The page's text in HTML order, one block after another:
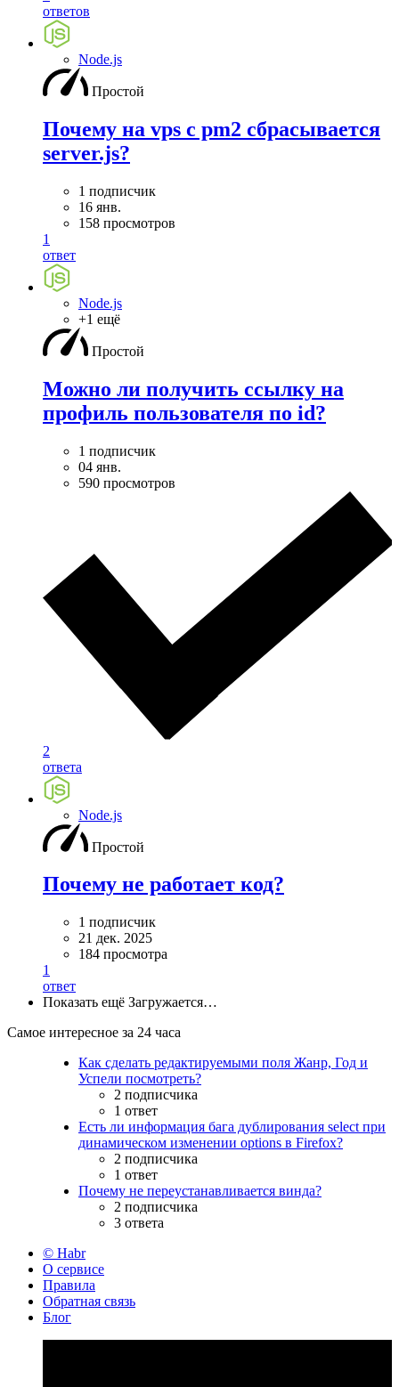
ответов
Node.js
Простой
Почему на vps с pm2 сбрасывается
server.js?
1 подписчик
16 янв.
158 просмотров
1
ответ
Node.js
+1 ещё
Простой
Можно ли получить ссылку на
профиль пользователя по id?
1 подписчик
04 янв.
590 просмотров
2
ответа
Node.js
Простой
Почему не работает код?
1 подписчик
21 дек. 2025
184 просмотра
1
ответ
Показать ещё Загружается…
Самое интересное за 24 часа
Как сделать редактируемыми поля Жанр, Год и
Успели посмотреть?
2 подписчика
1 ответ
Есть ли информация бага дублирования select при
динамическом изменении options в Firefox?
2 подписчика
1 ответ
Почему не переустанавливается винда?
2 подписчика
3 ответа
© Habr
О сервисе
Правила
Обратная связь
Блог